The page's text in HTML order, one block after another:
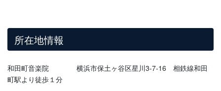
所在地情報
和田町音楽院 横浜市保土ヶ谷区星川3-7-16 相鉄線和田
町駅より徒歩１分